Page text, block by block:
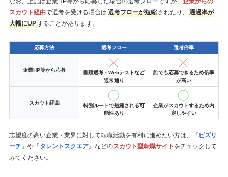
スカウト経由で選考を受ける場合は 選考フローが短縮 されたり、
通過率が
大幅にUPすることがあります。
応募方法 選考フロー 選考倍率
企業HP等から応募
書類選考・Webテストなど
通常通り
誰でも応募できるため倍率
が高い
スカウト経由
特別ルートで短縮される可
能性あり
企業がスカウトするため内
定しやすい
志望度の高い企業・業界に対して転職活動を有利に進めたい方は、『 ビズリ
ーチ』や『タレントスクエア』などのスカウト型転職サイト をチェックして
みてください。